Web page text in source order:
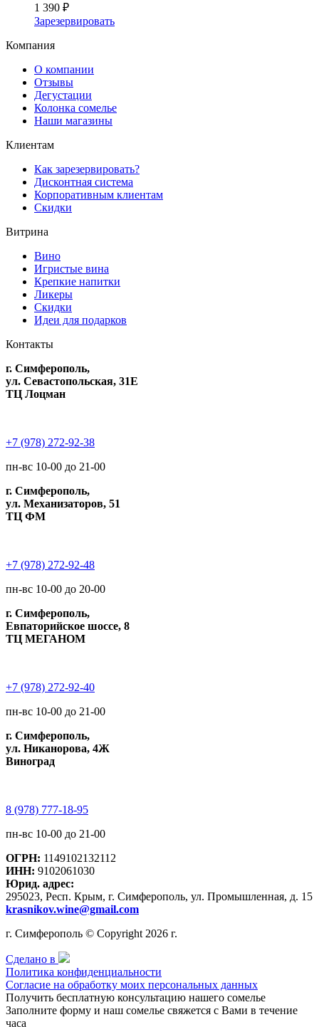
1 390 ₽
Зарезервировать
Компания
О компании
Отзывы
Дегустации
Колонка сомелье
Наши магазины
Клиентам
Как зарезервировать?
Дисконтная система
Корпоративным клиентам
Скидки
Витрина
Вино
Игристые вина
Крепкие напитки
Ликеры
Скидки
Идеи для подарков
Контакты
г. Симферополь,
ул. Севастопольская, 31Е
ТЦ Лоцман
+7 (978) 272-92-38
пн-вс 10-00 до 21-00
г. Симферополь,
ул. Механизаторов, 51
ТЦ ФМ
+7 (978) 272-92-48
пн-вс 10-00 до 20-00
г. Симферополь,
Евпаторийское шоссе, 8
ТЦ МЕГАНОМ
+7 (978) 272-92-40
пн-вс 10-00 до 21-00
г. Симферополь,
ул. Никанорова, 4Ж
Виноград
8 (978) 777-18-95
пн-вс 10-00 до 21-00
ОГРН: 1149102132112
ИНН: 9102061030
Юрид. адрес:
295023, Респ. Крым, г. Симферополь, ул. Промышленная, д. 15
krasnikov.wine@gmail.com
г. Симферополь © Copyright 2026 г.
Сделано в
Политика конфиденциальности
Согласие на обработку моих персональных данных
Получить бесплатную консультацию нашего сомелье
Заполните форму и наш сомелье свяжется с Вами в течение
часа